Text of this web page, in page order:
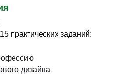
практических заданий:
дизайна